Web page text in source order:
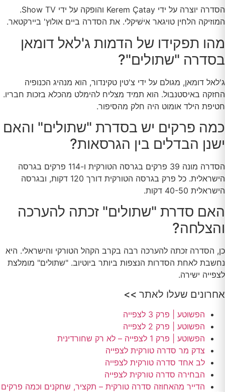
הסדרה יוצרה על ידי Kerem Çatay והופקה על ידי Show TV.
המוזיקה הלחין טויגאר אישׁיקלי. את הסדרה ביים אולוץ' ביירקטאר.
מהו תפקידו של הדמות ג'לאל דומאן
בסדרה "שתולים"?
ג'לאל דומאן, מגולם על ידי צ'טין טקינדור, הוא מנהיג הכנופיה
החזקה באיסטנבול. הוא תמיד מצליח להימלט מהכלא בזכות חבריו.
חטיפת הילד אומוט היה חלק מהסיפור.
כמה פרקים יש בסדרת "שתולים" והאם
ישנן הבדלים בין הגרסאות?
הסדרה מונה 39 פרקים בגרסה הטורקית ו-114 פרקים בגרסה
הישראלית. כל פרק בגרסה הטורקית דורך 120 דקות, ובגרסה
הישראלית 40-50 דקות.
האם סדרת "שתולים" זכתה להערכה
והצלחה?
כן, הסדרה זכתה להערכה רבה בקרב הקהל הטורקי והישראלי. היא
נחשבת לאחת הסדרות הנצפות ביותר ביוטיוב. "שתולים" מומלצת
לצפייה ישירה.
אחרונים שעלו לאתר >>
הפשוטע | פרק 3 לצפייה
הפשוטע | פרק 2 לצפייה
הפשוטע | פרק 1 לצפייה – לא רק שחורדינית
צדק מר סדרה טורקית לצפייה
לב אחד סדרה טורקית לצפייה
הבחירה סדרה טורקית לצפייה
הדייר מהאחוזה סדרה טורקית – תקציר, שחקנים וכמה פרקים